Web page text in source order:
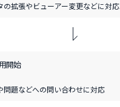
の拡張やビューアー変更などに対応
開始
問題などへの問い合わせに対応